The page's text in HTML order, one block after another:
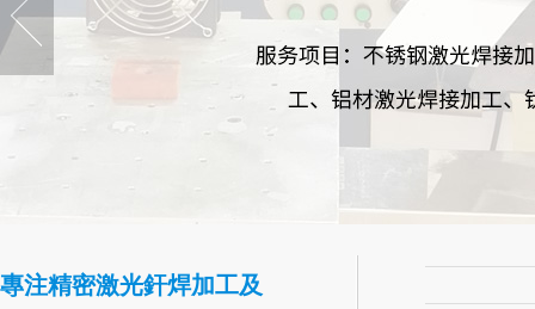
專注精密激光釬焊加工及